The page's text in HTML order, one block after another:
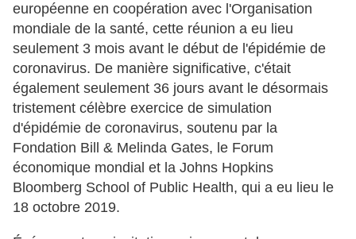
européenne en coopération avec l'Organisation
mondiale de la santé, cette réunion a eu lieu
seulement 3 mois avant le début de l'épidémie de
coronavirus. De manière significative, c'était
également seulement 36 jours avant le désormais
tristement célèbre exercice de simulation
d'épidémie de coronavirus, soutenu par la
Fondation Bill & Melinda Gates, le Forum
économique mondial et la Johns Hopkins
Bloomberg School of Public Health, qui a eu lieu le
18 octobre 2019.